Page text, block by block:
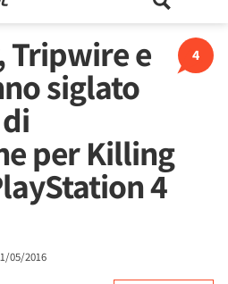
4
Tripwire e
siglato
per Killing
4
05/2016